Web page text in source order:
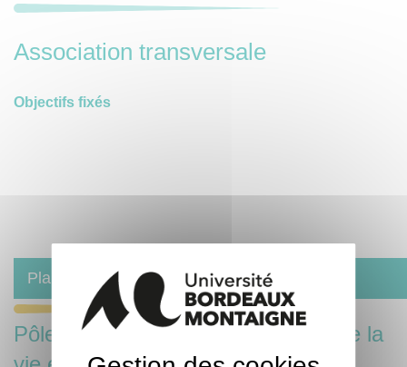
Association transversale
Objectifs fixés
Plak'Art
Pôle accueil et accompagnement de la